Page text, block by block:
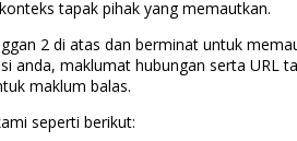
tapak pihak yang memautkan.
2 di atas dan berminat untuk
anda, maklumat hubungan serta
maklum balas.
seperti berikut: